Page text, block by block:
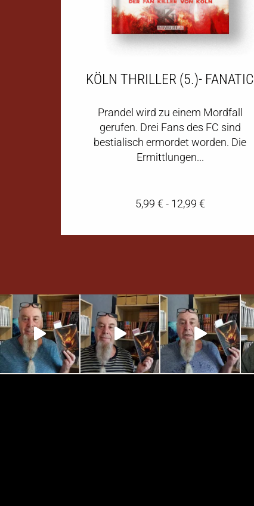
KÖLN THRILLER (5.)- FANATIC
Prandel wird zu einem Mordfall
gerufen. Drei Fans des FC sind
bestialisch ermordet worden. Die
Ermittlungen...
5,99 €- 12,99 €